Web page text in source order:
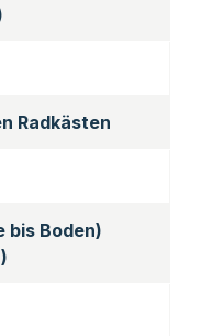
Radkästen
bis Boden)